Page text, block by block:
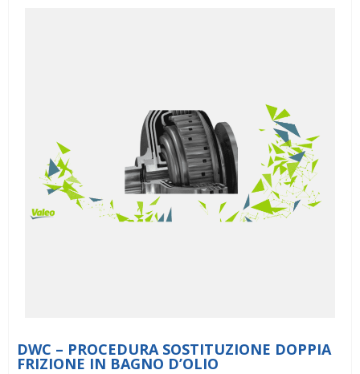
DWC – PROCEDURA SOSTITUZIONE DOPPIA
FRIZIONE IN BAGNO D’OLIO